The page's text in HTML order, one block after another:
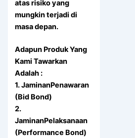
atas risiko yang
mungkin terjadi di
masa depan.
Adapun Produk Yang
Kami Tawarkan
Adalah :
1. JaminanPenawaran
(Bid Bond)
2.
JaminanPelaksanaan
(Performance Bond)